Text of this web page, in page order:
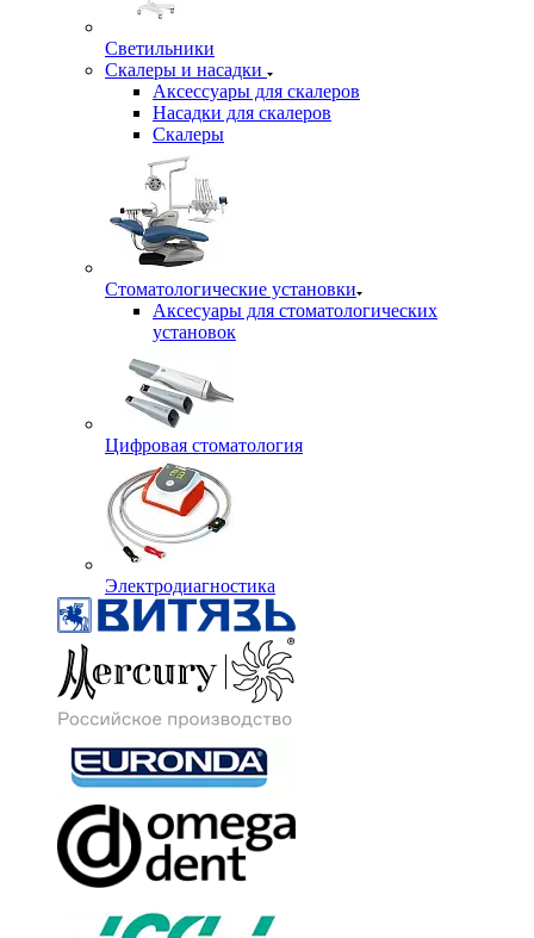
Светильники
Скалеры и насадки
Аксессуары для скалеров
Насадки для скалеров
Скалеры
Стоматологические установки
Аксесуары для стоматологических
установок
Цифровая стоматология
Электродиагностика